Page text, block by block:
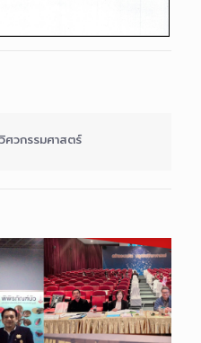
วกรรมศาสตร์